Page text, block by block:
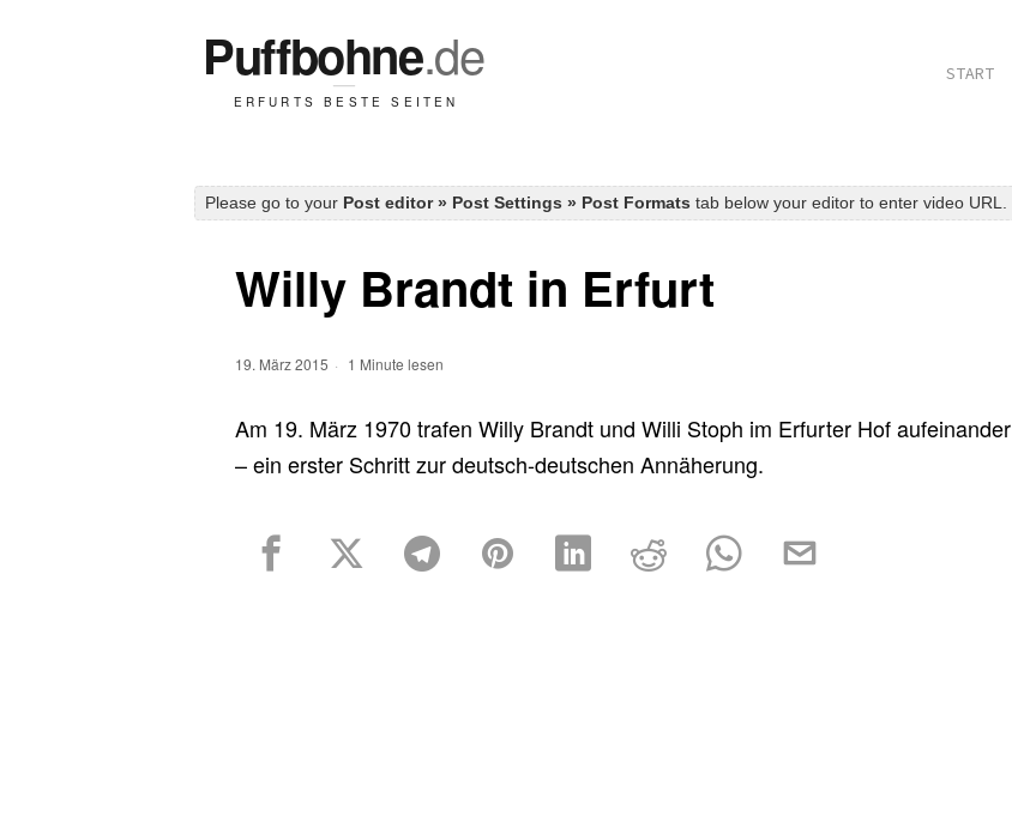
START
Please go to your Post editor » Post Settings » Post Formats tab below your editor to enter video URL.
Willy Brandt in Erfurt
19. März 2015 1 Minute lesen
Am 19. März 1970 trafen Willy Brandt und Willi Stoph im Erfurter Hof aufeinander
– ein erster Schritt zur deutsch-deutschen Annäherung.